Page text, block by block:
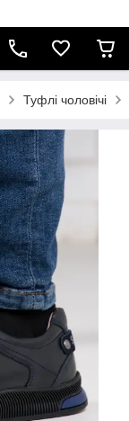
Туфлі чоловічі